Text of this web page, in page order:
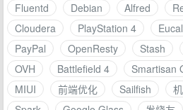
Fluentd
Debian Alfred
Cloudera
PlayStation 4
PayPal
OpenResty Stash
OVH
Battlefield 4 Smartisan
MIUI
前端优化 Sailfish